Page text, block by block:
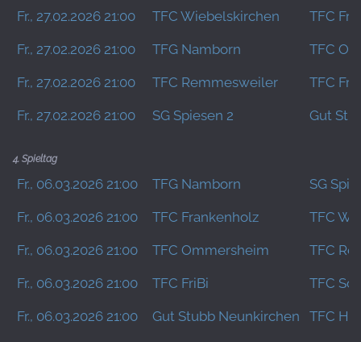
Fr., 27.02.2026 21:00 TFC Wiebelskirchen TFC
Fr., 27.02.2026 21:00 TFG Namborn TFC
Fr., 27.02.2026 21:00 TFC Remmesweiler TFC
Fr., 27.02.2026 21:00 SG Spiesen 2 Gut
4. Spieltag
Fr., 06.03.2026 21:00 TFG Namborn SG
Fr., 06.03.2026 21:00 TFC Frankenholz TFC
Fr., 06.03.2026 21:00 TFC Ommersheim TFC
Fr., 06.03.2026 21:00 TFC FriBi TFC
Fr., 06.03.2026 21:00 Gut Stubb Neunkirchen TFC